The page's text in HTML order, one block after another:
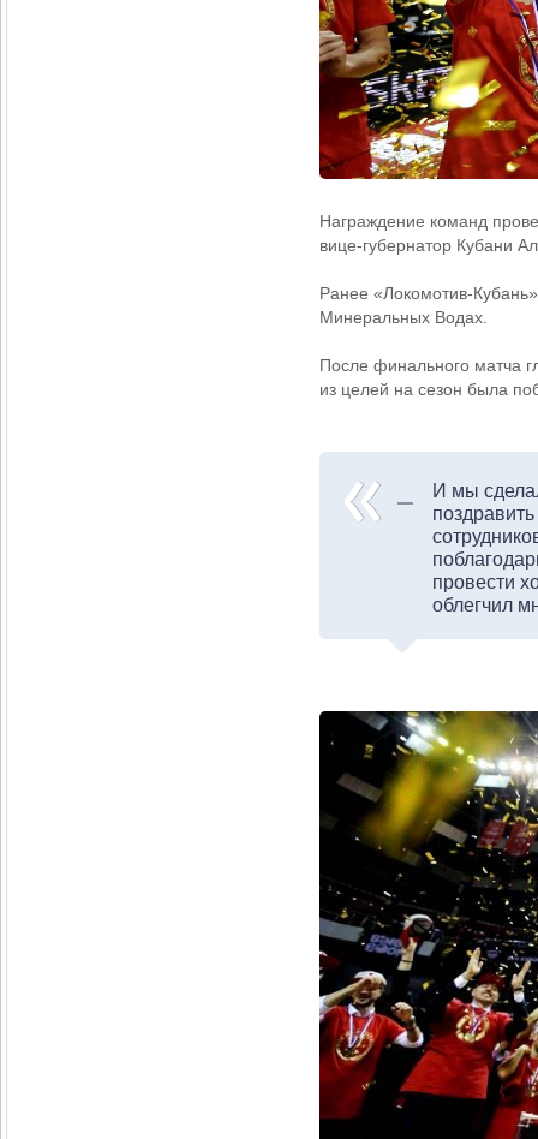
Награждение команд
вице-губернатор Кубани
Ранее «Локомотив-
Минеральных Водах.
После финального матча
из целей на сезон была
И мы
провести
облегчил